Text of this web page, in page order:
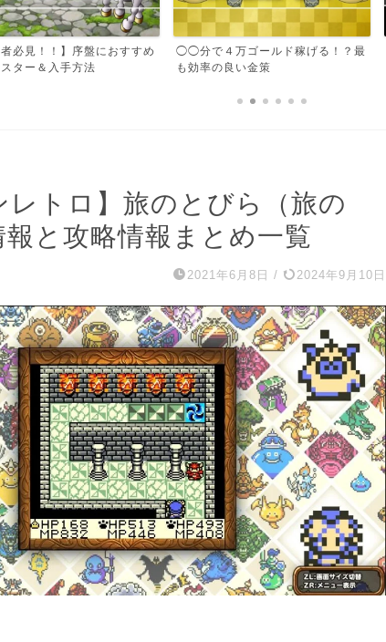
４万ゴールド稼げる！？最
良い金策
全モンスターGET最速RTA(タイム
アタック)【テリーの...
レトロ】旅のとびら（旅の
報と攻略情報まとめ一覧
2021年6月8日 / 2024年9月10日